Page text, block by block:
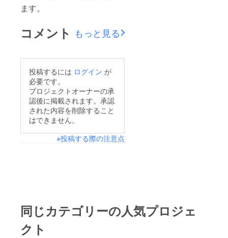
ます。
コメント もっと見る
投稿するには ログイン が
必要です。
プロジェクトオーナーの承
認後に掲載されます。承認
された内容を削除すること
はできません。
※投稿する際の注意点
同じカテゴリーの人気プロジェ
クト